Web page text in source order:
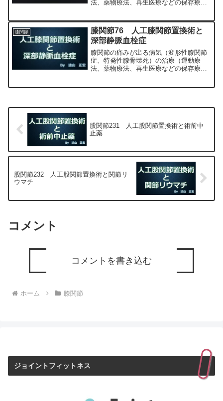
法、薬物療法、再生医療などの保存療
専門医（人工関節手術を専門）の塗山正
宏が色々と説明します。
膝関節
膝関節76 人工膝関節置換術と
深部静脈血栓症
膝関節の痛みが出る病気（変形性膝関節
症、特発性膝骨壊死）の治療（運動療
法、薬物療法、再生医療などの保存療
股関節231 人工股関節置換術と術前中
止薬
股関節232 人工股関節置換術と関節リ
ウマチ
コメント
コメントを書き込む
ホーム 膝関節
ジョイントフィットネス